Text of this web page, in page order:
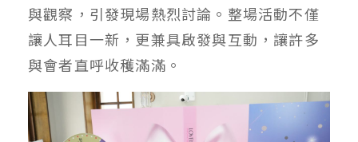
與觀察，引發現場熱烈討論。整場活動不僅
讓人耳目一新，更兼具啟發與互動，讓許多
與會者直呼收穫滿滿。